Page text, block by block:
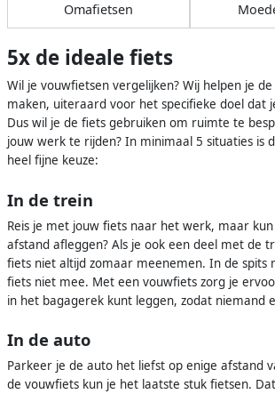
Omafietsen
5x de ideale fiets
Wil je vouwfietsen vergelijken? Wij helpen je
maken, uiteraard voor het specifieke doel dat
Dus wil je de fiets gebruiken om ruimte te
jouw werk te rijden? In minimaal 5 situaties is
heel fijne keuze:
In de trein
Reis je met jouw fiets naar het werk, maar
afstand afleggen? Als je ook een deel met de
fiets niet altijd zomaar meenemen. In de spits
fiets niet mee. Met een vouwfiets zorg je
in het bagagerek kunt leggen, zodat niemand
In de auto
Parkeer je de auto het liefst op enige afstand
de vouwfiets kun je het laatste stuk fietsen.